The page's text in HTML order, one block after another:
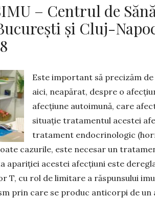
– Centrul de
și Cluj-
Este important să precizăm
aici, neapărat, despre o
afecțiune autoimună, care
situație tra­tamentul acestei
tratament endocri­no­logic
cazurile, este necesar un
apa­riției acestei afecțiuni este
T, cu rol de limitare a răs­punsului
prin care se produc anticorpi de un